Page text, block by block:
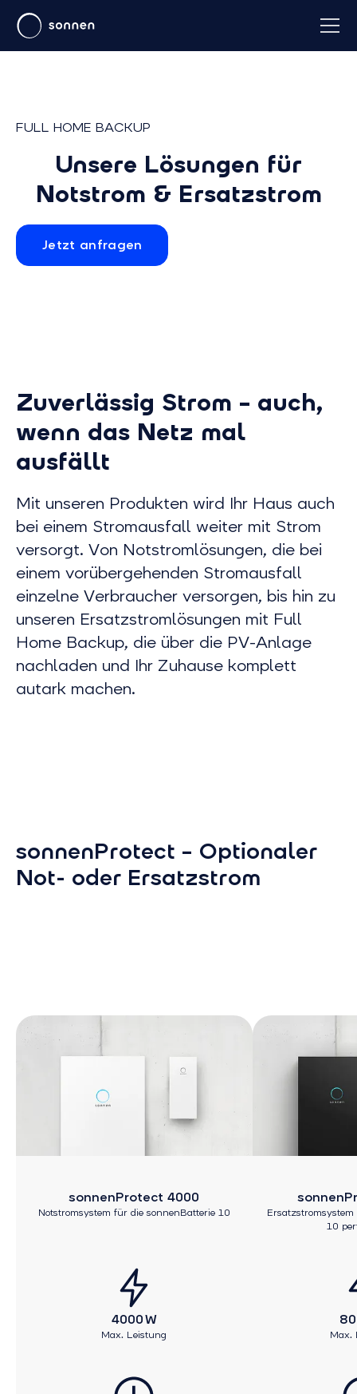
FULL HOME BACKUP
Unsere Lösungen für
Notstrom & Ersatzstrom
Jetzt anfragen
Zuverlässig Strom – auch,
wenn das Netz mal
ausfällt
Mit unseren Produkten wird Ihr Haus auch
bei einem Stromausfall weiter mit Strom
versorgt. Von Notstromlösungen, die bei
einem vorübergehenden Stromausfall
einzelne Verbraucher versorgen, bis hin zu
unseren Ersatzstromlösungen mit Full
Home Backup, die über die PV-Anlage
nachladen und Ihr Zuhause komplett
autark machen.
sonnenProtect – Optionaler
Not- oder Ersatzstrom
sonnenProtect 4000
Notstromsystem für die sonnenBatterie 10
4000 W
Max. Leistung
10
Max.